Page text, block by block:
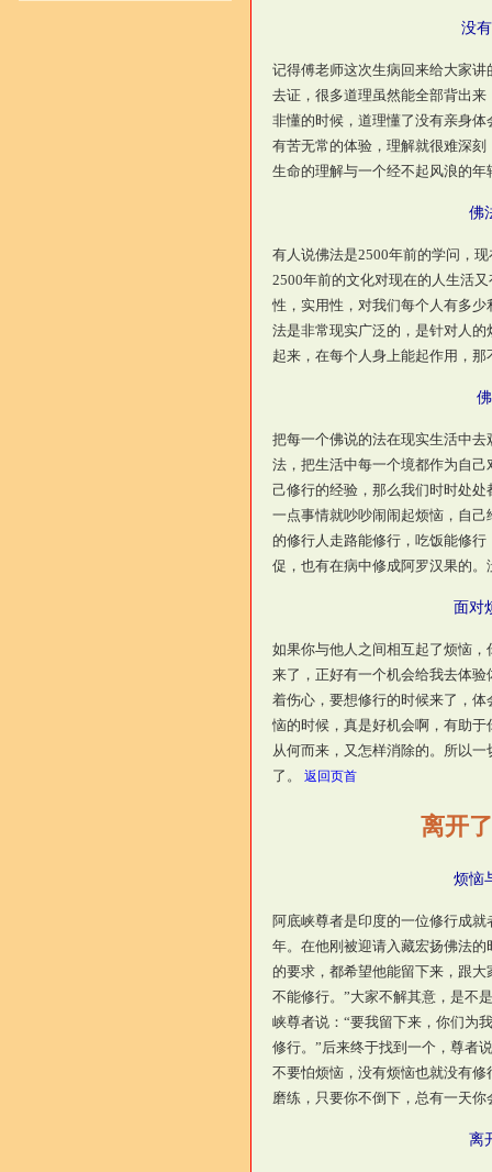
没
记得傅老师这次生病回来给大家
去证，很多道理虽然能全部背出
非懂的时候，道理懂了没有亲身
有苦无常的体验，理解就很难深
生命的理解与一个经不起风浪的年
佛
有人说佛法是2500年前的学问，
2500年前的文化对现在的人生活
性，实用性，对我们每个人有多
法是非常现实广泛的，是针对人
起来，在每个人身上能起作用，
把每一个佛说的法在现实生活中
法，把生活中每一个境都作为自
己修行的经验，那么我们时时处
一点事情就吵吵闹闹起烦恼，自
的修行人走路能修行，吃饭能修
促，也有在病中修成阿罗汉果的
面对
如果你与他人之间相互起了烦恼
来了，正好有一个机会给我去体
着伤心，要想修行的时候来了，
恼的时候，真是好机会啊，有助
从何而来，又怎样消除的。所以
了。
返回页首
离开
烦恼
阿底峡尊者是印度的一位修行成
年。在他刚被迎请入藏宏扬佛法
的要求，都希望他能留下来，跟
不能修行。”大家不解其意，是不
峡尊者说：“要我留下来，你们为
修行。”后来终于找到一个，尊者
不要怕烦恼，没有烦恼也就没有
磨练，只要你不倒下，总有一天你
离